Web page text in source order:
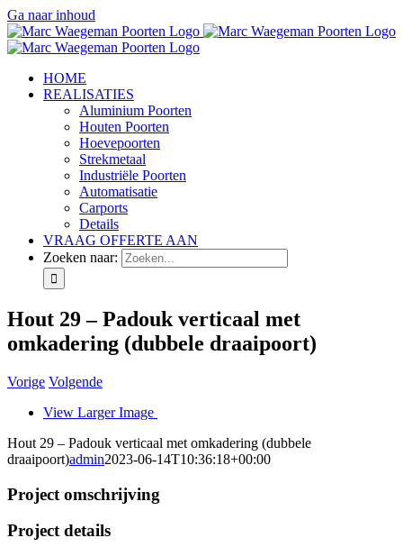
Ga naar inhoud
HOME
REALISATIES
Aluminium Poorten
Houten Poorten
Hoevepoorten
Strekmetaal
Industriële Poorten
Automatisatie
Carports
Details
VRAAG OFFERTE AAN
Zoeken naar:
Hout 29 – Padouk verticaal met
omkadering (dubbele draaipoort)
Vorige Volgende
View Larger Image
Hout 29 – Padouk verticaal met omkadering (dubbele
draaipoort)admin2023-06-14T10:36:18+00:00
Project omschrijving
Project details